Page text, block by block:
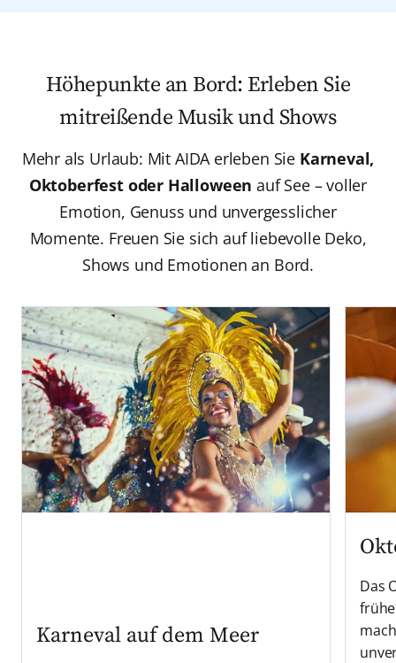
Höhepunkte an Bord: Erleben Sie
mitreißende Musik und Shows
Mehr als Urlaub: Mit AIDA erleben Sie Karneval,
Oktoberfest oder Halloween auf See – voller
Emotion, Genuss und unvergesslicher
Momente. Freuen Sie sich auf liebevolle Deko,
Shows und Emotionen an Bord.
Karneval auf dem Meer
Das